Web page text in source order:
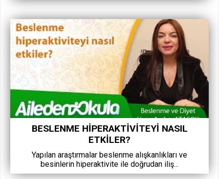
BESLENME HIPERAKTIVITEYI NASIL
ETKILER?
Yapılan araştırmalar beslenme alışkanlıkları ve
besinlerin hiperaktivite ile doğrudan iliş...